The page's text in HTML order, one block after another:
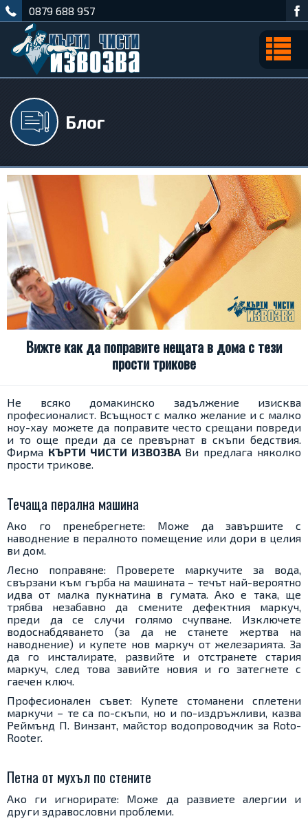
0879 688 957
Блог
Вижте как да поправите нещата в дома с тези
прости трикове
Не всяко домакинско задължение изисква
професионалист. Всъщност с малко желание и с малко
ноу-хау можете да поправите често срещани повреди
и то още преди да се превърнат в скъпи бедствия.
Фирма КЪРТИ ЧИСТИ ИЗВОЗВАВи предлага няколко
прости трикове.
Течаща перална машина
Ако го пренебрегнете: Може да завършите с
наводнение в пералното помещение или дори в целия
ви дом.
Лесно поправяне: Проверете маркучите за вода,
свързани към гърба на машината – течът най-вероятно
идва от малка пукнатина в гумата. Ако е така, ще
трябва незабавно да смените дефектния маркуч,
преди да се случи голямо счупване. Изключете
водоснабдяването (за да не станете жертва на
наводнение) и купете нов маркуч от железарията. За
да го инсталирате, развийте и отстранете стария
маркуч, след това завийте новия и го затегнете с
гаечен ключ.
Професионален съвет: Купете стоманени сплетени
маркучи – те са по-скъпи, но и по-издръжливи, казва
Реймънд П. Винзант, майстор водопроводчик за Roto-
Rooter.
Петна от мухъл по стените
Ако ги игнорирате: Може да развиете алергии и
други здравословни проблеми.